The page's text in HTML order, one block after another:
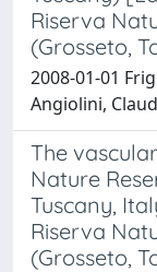
Riserva
(Grosseto,
2008-01-01
Angiolini,
The
Nature
Tuscany,
Riserva
(Grosseto,